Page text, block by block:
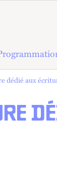
dédié aux